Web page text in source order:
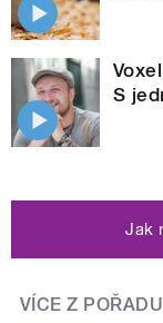
S
Jak
VÍCE Z POŘADU